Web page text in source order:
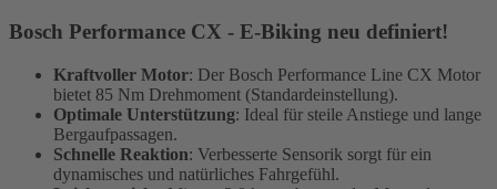
Bosch Performance CX - E-Biking neu definiert!
Kraftvoller Motor: Der Bosch Performance Line CX Motor
bietet 85 Nm Drehmoment (Standardeinstellung).
Optimale Unterstützung: Ideal für steile Anstiege und lange
Bergaufpassagen.
Schnelle Reaktion: Verbesserte Sensorik sorgt für ein
dynamisches und natürliches Fahrgefühl.